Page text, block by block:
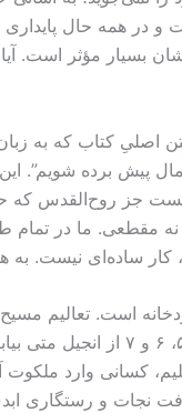
بسیار مؤثر است.
اصلیِ کتاب که به
پیش برده شویم”.
جز روح‌القدس
نه مقطعی. ما در
کار ساده‌ای نیست.
است. تعالیم مسیح
جوهر این تعالیم در “موعظۀ بالای
کسانی وارد
نجات و